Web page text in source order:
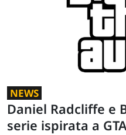
NEWS
Daniel Radcliffe e
serie ispirata a